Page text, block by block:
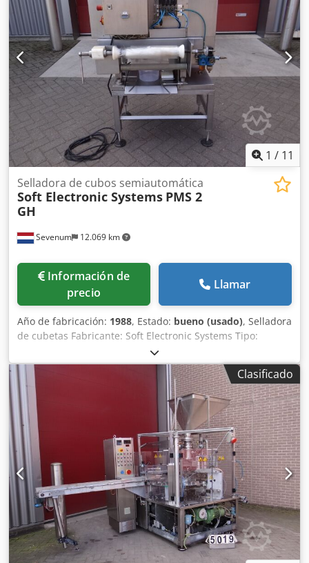
1 / 11
Sevenum 12.069 km
Selladora de cubos semiautomática
Soft Electronic Systems PMS 2
GH
Información de
precio
Llamar
Año de fabricación: 1988, Estado: bueno (usado), Selladora
de cubetas Fabricante: Soft Electronic Systems Tipo:
Selladora semiautomática de cubetas Modelo: PMS 2 GH
Capacidad: Hasta 300 cubetas por hora Estructura: Acero
inoxidable Rango: Cubetas de hasta D = 300 mm
Dimensiones: L x A x H = 1.000 x 900 x 1.000 mm Peso: 150
kg Alimentación eléctrica: 380 voltios – 50 Hz – 1,5 kW Aire
comprimido: > 5,5 bares Características: Posicionamiento
manual de la cubeta Proceso de sellado automático
(tiempo ajustable) Codpfx Asigyp Heprjha Deslizamiento
automático hacia el dispositivo de corte Empuje y rotación
automáticos de la cuchilla Bobinado manual de la película
Extracción manual de la cubeta
Clasificado